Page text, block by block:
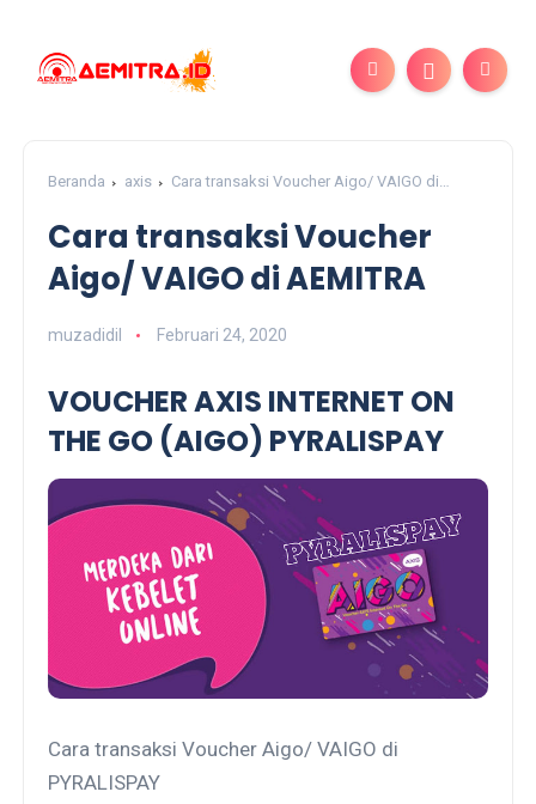
Beranda axis
Cara transaksi Voucher Aigo/ VAIGO di
Cara transaksi Voucher
Aigo/ VAIGO di AEMITRA
muzadidil Februari 24, 2020
VOUCHER AXIS INTERNET ON
THE GO (AIGO) PYRALISPAY
Cara transaksi Voucher Aigo/ VAIGO di
PYRALISPAY